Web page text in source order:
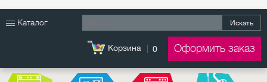
Каталог Искать
Корзина 0 Оформить заказ